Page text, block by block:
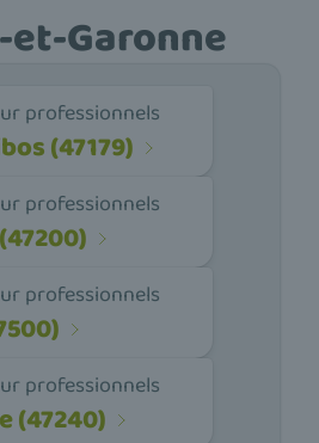
Garonne
professionnels
(47179)
professionnels
professionnels
professionnels
(47240)